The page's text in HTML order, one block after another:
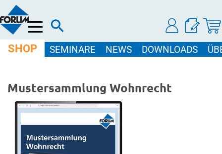
Menü
SHOP SEMINARE NEWS DOWNLOADS
Mustersammlung Wohnrecht